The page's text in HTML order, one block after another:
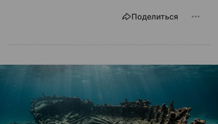
Поделиться